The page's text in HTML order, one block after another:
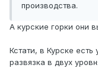
производства.
А курские горки они
Кстати, в Курске
развязка в двух